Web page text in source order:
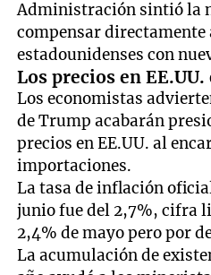
Administración sintió la
compensar
estadounidenses con
Los precios en
Los economistas
de Trump acabarán
precios en EE.UU. al
importaciones.
La tasa de inflación
junio fue del 2,7%, cifra
2,4% de mayo pero por
La acumulación de